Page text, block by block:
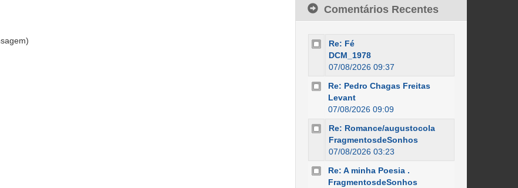
Comentários Recentes
Re: Fé
DCM_1978
07/08/2026 09:37
Re: Pedro Chagas Freitas
Levant
07/08/2026 09:09
Re: Romance/augustocola
FragmentosdeSonhos
07/08/2026 03:23
Re: A minha Poesia .
FragmentosdeSonhos